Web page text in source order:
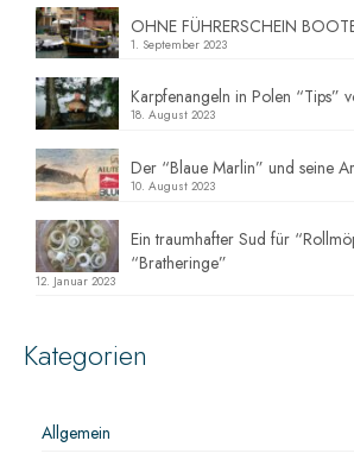
OHNE FÜHRERSCHEIN
1. September 2023
Karpfenangeln in Polen “Tips”
18. August 2023
Der “Blaue Marlin” und seine
10. August 2023
Ein traumhafter Sud für
“Bratheringe”
12. Januar 2023
Kategorien
Allgemein